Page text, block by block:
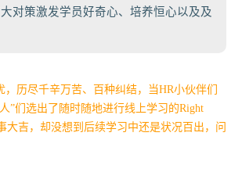
对策激发学员好奇心、培养恒心以及及
历尽千辛万苦、百种纠结，当HR小伙伴们
”们选出了随时随地进行线上学习的Right
大吉，却没想到后续学习中还是状况百出，问